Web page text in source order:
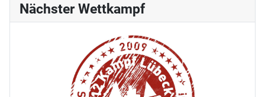
Nächster Wettkampf